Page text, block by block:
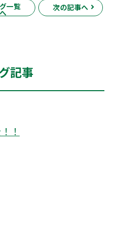
一覧
へ
次の記事へ
記事
！